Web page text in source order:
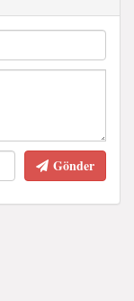
Gönder